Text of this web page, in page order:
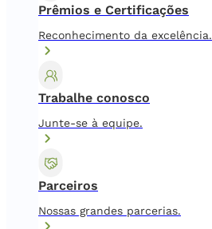
Prêmios e Certificações
Reconhecimento da excelência.
Trabalhe conosco
Junte-se à equipe.
Parceiros
Nossas grandes parcerias.